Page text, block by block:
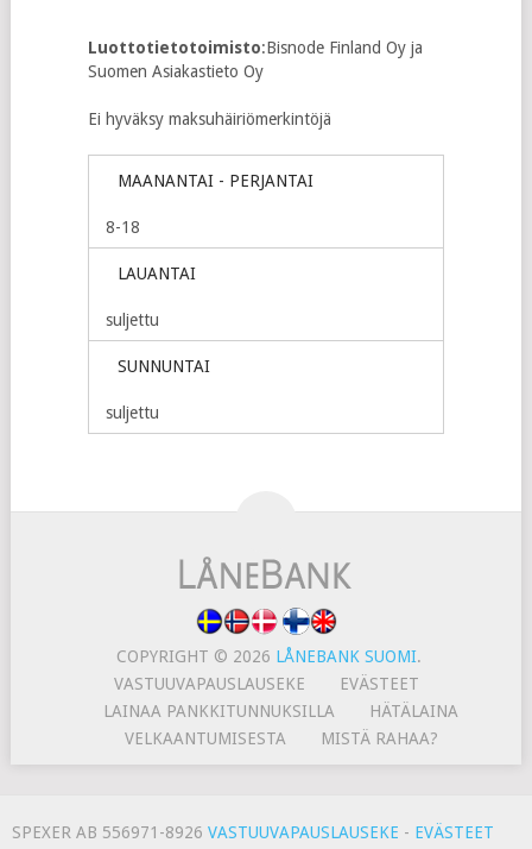
Luottotietotoimisto:Bisnode Finland Oy ja
Suomen Asiakastieto Oy
Ei hyväksy maksuhäiriömerkintöjä
MAANANTAI - PERJANTAI
8-18
LAUANTAI
suljettu
SUNNUNTAI
suljettu
COPYRIGHT © 2026 LÅNEBANK SUOMI.
VASTUUVAPAUSLAUSEKE
EVÄSTEET
LAINAA PANKKITUNNUKSILLA
HÄTÄLAINA
VELKAANTUMISESTA
MISTÄ RAHAA?
SPEXER AB 556971-8926 VASTUUVAPAUSLAUSEKE - EVÄSTEET